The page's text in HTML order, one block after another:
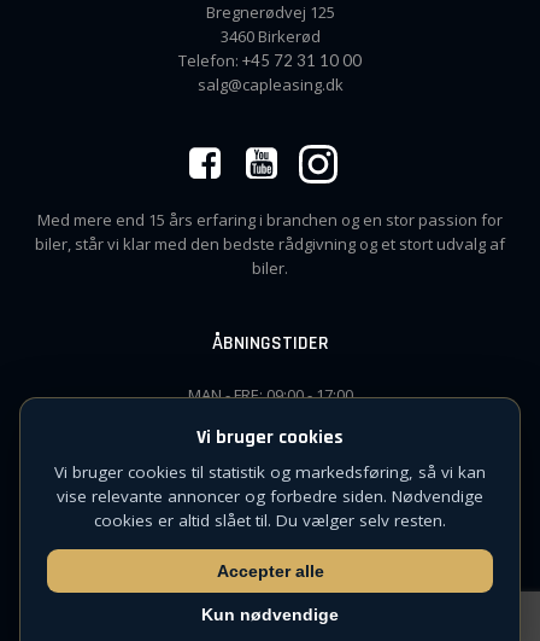
Bregnerødvej 125
3460 Birkerød
Telefon: +45 72 31 10 00
salg@capleasing.dk
Med mere end 15 års erfaring i branchen og en stor passion for
biler, står vi klar med den bedste rådgivning og et stort udvalg af
biler.
ÅBNINGSTIDER
MAN - FRE: 09:00 - 17:00
+45 72 31 10 00
CVR: 42832626
© 2026 Capleasing
Udviklet afWitterseh
Vi bruger cookies
Vi bruger cookies til statistik og markedsføring, så vi kan
vise relevante annoncer og forbedre siden. Nødvendige
cookies er altid slået til. Du vælger selv resten.
Accepter alle
Kun nødvendige